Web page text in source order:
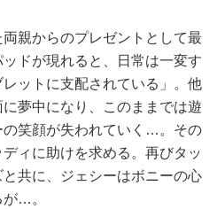
親からのプレゼントとして最
ドが現れると、日常は一変す
ットに支配されている」。他
夢中になり、このままでは遊
の笑顔が失われていく…。その
ィに助けを求める。再びタッ
共に、ジェシーはボニーの心
…。